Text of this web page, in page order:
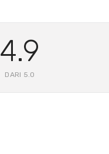
4.9
DARI 5.0